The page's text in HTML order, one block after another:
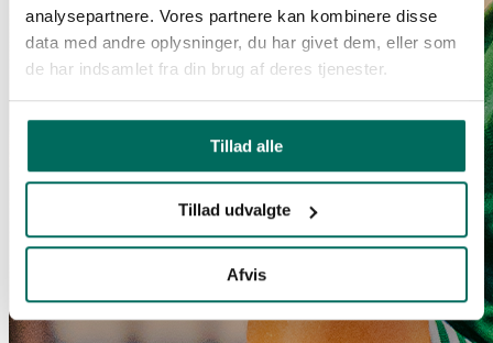
analysepartnere. Vores partnere kan kombinere disse
data med andre oplysninger, du har givet dem, eller som
de har indsamlet fra din brug af deres tjenester.
Tillad alle
Tillad udvalgte
Afvis